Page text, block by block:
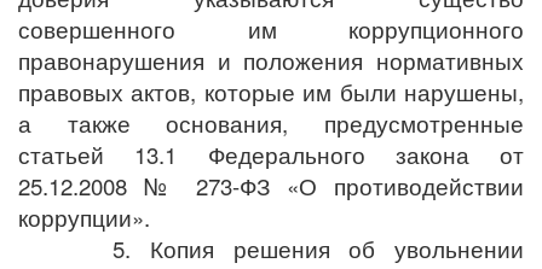
совершенного им коррупционного
правонарушения и положения нормативных
правовых актов, которые им были нарушены,
а также основания, предусмотренные
статьей 13.1 Федерального закона от
25.12.2008 № 273-ФЗ «О противодействии
коррупции».
5. Копия решения об увольнении